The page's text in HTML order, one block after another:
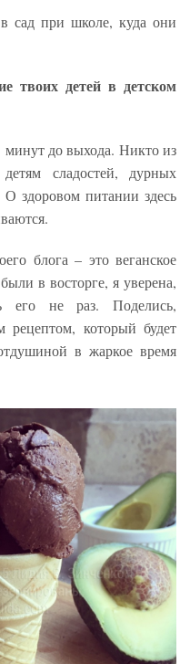
сад при школе, куда они
твоих детей в детском
минут до выхода. Никто из
сладостей, дурных
здоровом питании здесь
блога – это веганское
в восторге, я уверена,
его не раз. Поделись,
рецептом, который будет
в жаркое время